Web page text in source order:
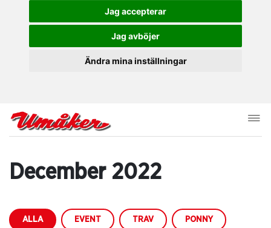
Jag accepterar
Jag avböjer
Ändra mina inställningar
December 2022
ALLA EVENT TRAV PONNY